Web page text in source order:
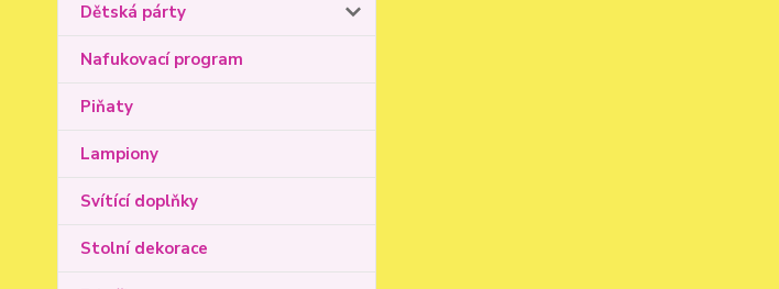
Dětská párty
Nafukovací program
Piňaty
Lampiony
Svítící doplňky
Stolní dekorace